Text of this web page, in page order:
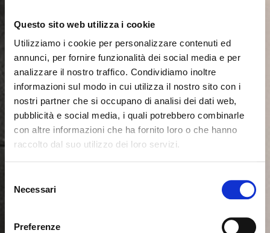
Questo sito web utilizza i cookie
Utilizziamo i cookie per personalizzare contenuti ed
annunci, per fornire funzionalità dei social media e per
analizzare il nostro traffico. Condividiamo inoltre
informazioni sul modo in cui utilizza il nostro sito con i
nostri partner che si occupano di analisi dei dati web,
pubblicità e social media, i quali potrebbero combinarle
con altre informazioni che ha fornito loro o che hanno
raccolto dal suo utilizzo dei loro servizi.
delNecessari
Preferenze
Es scheint, dass Sie aus einem Schliessen
Möchten Sie zur Website in Vereinigte Staaten